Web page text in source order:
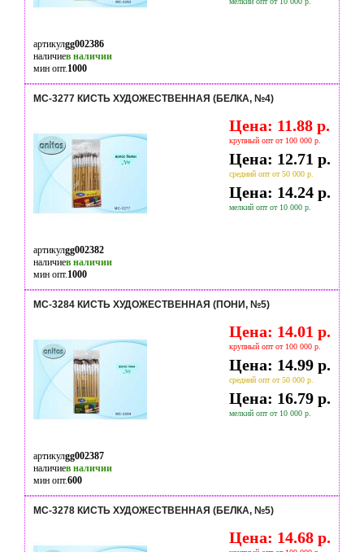
артикулgg002386
наличиев наличии
мин опт.1000
МС-3277 КИСТЬ ХУДОЖЕСТВЕННАЯ (БЕЛКА, №4)
Цена: 11.88 р.
крупный опт от 100 000 р.
Цена: 12.71 р.
средний опт от 50 000 р.
Цена: 14.24 р.
мелкий опт от 10 000 р.
артикулgg002382
наличиев наличии
мин опт.1000
МС-3284 КИСТЬ ХУДОЖЕСТВЕННАЯ (ПОНИ, №5)
Цена: 14.01 р.
крупный опт от 100 000 р.
Цена: 14.99 р.
средний опт от 50 000 р.
Цена: 16.79 р.
мелкий опт от 10 000 р.
артикулgg002387
наличиев наличии
мин опт.600
МС-3278 КИСТЬ ХУДОЖЕСТВЕННАЯ (БЕЛКА, №5)
Цена: 14.68 р.